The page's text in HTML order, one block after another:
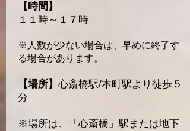
【時間】
１１時～１７時
※人数が少ない場合は、早めに終了す
る場合があります。
【場所】心斎橋駅/本町駅より徒歩５
分
※場所は、「心斎橋」駅または地下